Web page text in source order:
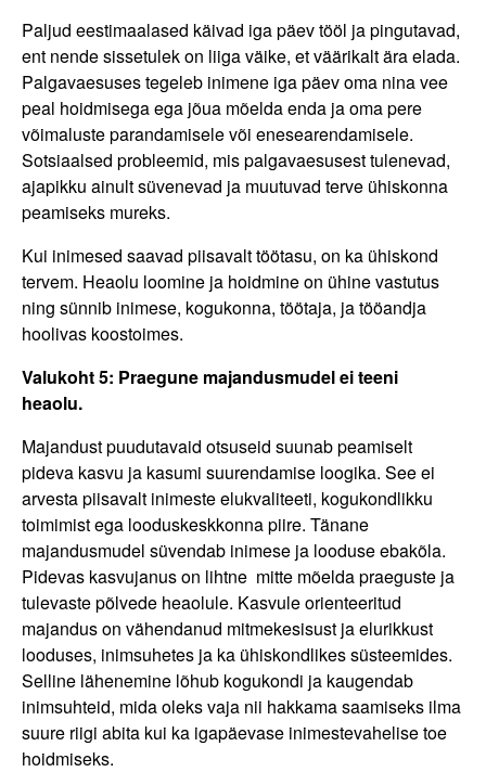
Paljud eestimaalased käivad iga päev tööl ja pingutavad,
ent nende sissetulek on liiga väike, et väärikalt ära elada.
Palgavaesuses tegeleb inimene iga päev oma nina vee
peal hoidmisega ega jõua mõelda enda ja oma pere
võimaluste parandamisele või enesearendamisele.
Sotsiaalsed probleemid, mis palgavaesusest tulenevad,
ajapikku ainult süvenevad ja muutuvad terve ühiskonna
peamiseks mureks.
Kui inimesed saavad piisavalt töötasu, on ka ühiskond
tervem. Heaolu loomine ja hoidmine on ühine vastutus
ning sünnib inimese, kogukonna, töötaja, ja tööandja
hoolivas koostoimes.
Valukoht 5: Praegune majandusmudel ei teeni
heaolu.
Majandust puudutavaid otsuseid suunab peamiselt
pideva kasvu ja kasumi suurendamise loogika. See ei
arvesta piisavalt inimeste elukvaliteeti, kogukondlikku
toimimist ega looduskeskkonna piire. Tänane
majandusmudel süvendab inimese ja looduse ebakõla.
Pidevas kasvujanus on lihtne mitte mõelda praeguste ja
tulevaste põlvede heaolule. Kasvule orienteeritud
majandus on vähendanud mitmekesisust ja elurikkust
looduses, inimsuhetes ja ka ühiskondlikes süsteemides.
Selline lähenemine lõhub kogukondi ja kaugendab
inimsuhteid, mida oleks vaja nii hakkama saamiseks ilma
suure riigi abita kui ka igapäevase inimestevahelise toe
hoidmiseks.